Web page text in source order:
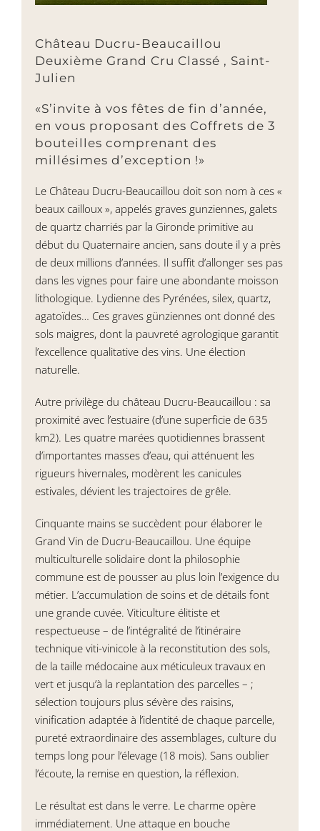
Château Ducru-Beaucaillou
Deuxième Grand Cru Classé , Saint-
Julien
«S’invite à vos fêtes de fin d’année,
en vous proposant des Coffrets de 3
bouteilles comprenant des
millésimes d’exception !»
Le Château Ducru-Beaucaillou doit son nom à ces «
beaux cailloux », appelés graves gunziennes, galets
de quartz charriés par la Gironde primitive au
début du Quaternaire ancien, sans doute il y a près
de deux millions d’années. Il suffit d’allonger ses pas
dans les vignes pour faire une abondante moisson
lithologique. Lydienne des Pyrénées, silex, quartz,
agatoïdes… Ces graves günziennes ont donné des
sols maigres, dont la pauvreté agrologique garantit
l’excellence qualitative des vins. Une élection
naturelle.
Autre privilège du château Ducru-Beaucaillou : sa
proximité avec l’estuaire (d’une superficie de 635
km2). Les quatre marées quotidiennes brassent
d’importantes masses d’eau, qui atténuent les
rigueurs hivernales, modèrent les canicules
estivales, dévient les trajectoires de grêle.
Cinquante mains se succèdent pour élaborer le
Grand Vin de Ducru-Beaucaillou. Une équipe
multiculturelle solidaire dont la philosophie
commune est de pousser au plus loin l’exigence du
métier. L’accumulation de soins et de détails font
une grande cuvée. Viticulture élitiste et
respectueuse – de l’intégralité de l’itinéraire
technique viti-vinicole à la reconstitution des sols,
de la taille médocaine aux méticuleux travaux en
vert et jusqu’à la replantation des parcelles – ;
sélection toujours plus sévère des raisins,
vinification adaptée à l’identité de chaque parcelle,
pureté extraordinaire des assemblages, culture du
temps long pour l’élevage (18 mois). Sans oublier
l’écoute, la remise en question, la réflexion.
Le résultat est dans le verre. Le charme opère
immédiatement. Une attaque en bouche